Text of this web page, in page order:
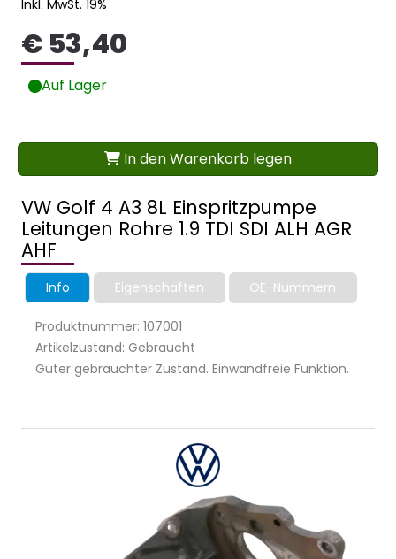
VW Golf 4 A3 8L Einspritzpumpe
Leitungen Rohre 1.9 TDI SDI ALH AGR
AHF
Info Eigenschaften OE-Nummern
Produktnummer: 107001
Artikelzustand: Gebraucht
Guter gebrauchter Zustand. Einwandfreie Funktion.
Inkl. MwSt. 19%
€ 53,40
Auf Lager
In den Warenkorb legen